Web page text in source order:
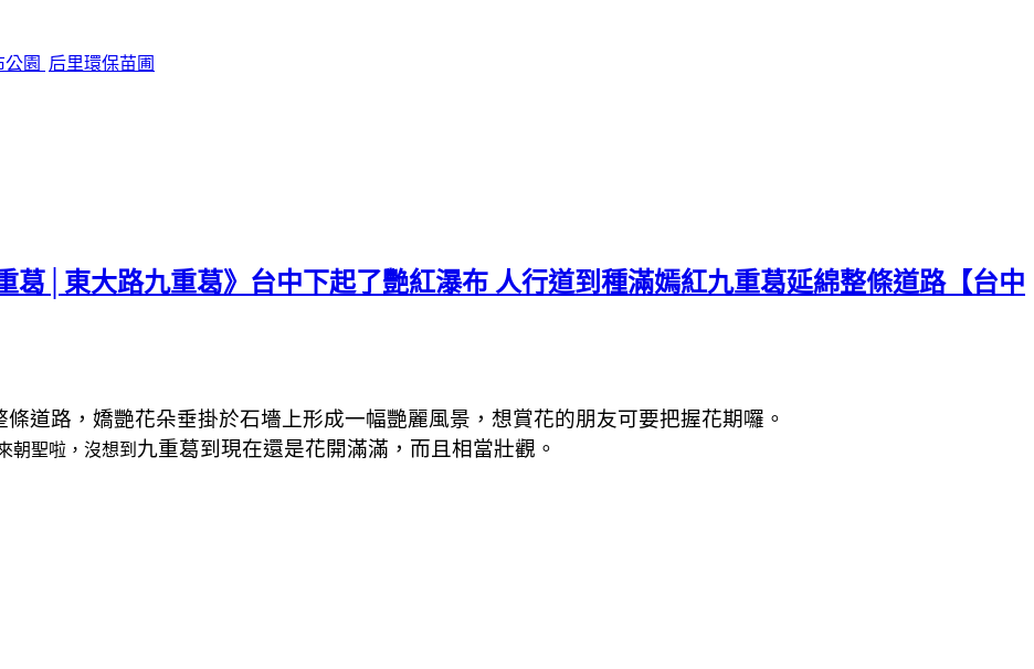
園 后里環保苗圃
葛│東大路九重葛》台中下起了艷紅瀑布 人行道到種滿嫣紅九重葛延綿整條道路【台中
道路，嬌艷花朵垂掛於石墻上形成一幅艷麗風景，想賞花的朋友可要把握花期囉。
朝聖啦，沒想到 九重葛到現在還是花開滿滿，而且相當壯觀。